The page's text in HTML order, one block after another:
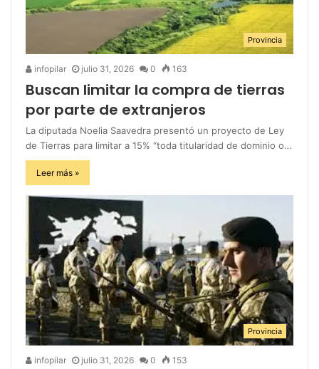
Provincia
infopilar julio 31, 2026 0 163
Buscan limitar la compra de tierras
por parte de extranjeros
La diputada Noelia Saavedra presentó un proyecto de Ley
de Tierras para limitar a 15% “toda titularidad de dominio o…
Leer más »
Provincia
infopilar julio 31, 2026 0 153